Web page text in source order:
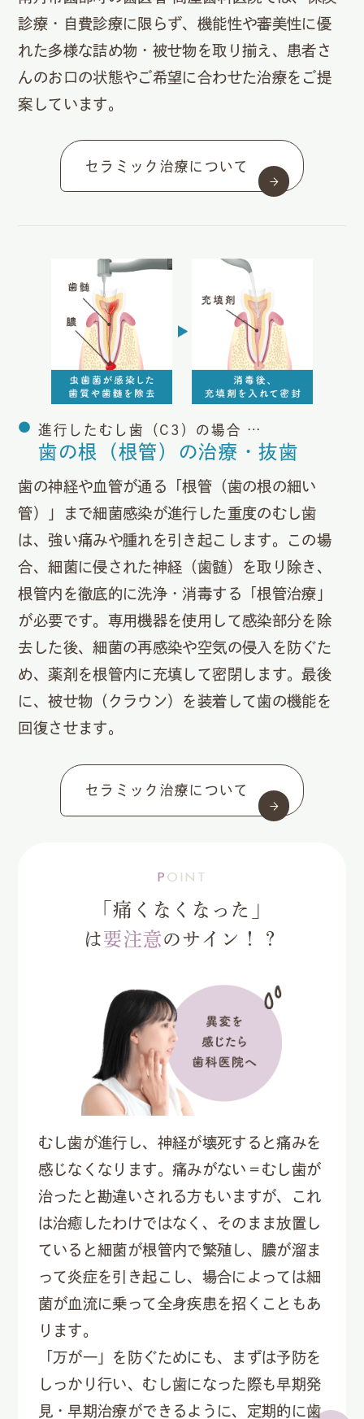
診療・自費診療に限らず、機能性や審美性に優
れた多様な詰め物・被せ物を取り揃え、患者さ
んのお口の状態やご希望に合わせた治療をご提
案しています。
セラミック治療について
進行したむし歯（C3）の場合 …
歯の根（根管）の治療・抜歯
歯の神経や血管が通る「根管（歯の根の細い
管）」まで細菌感染が進行した重度のむし歯
は、強い痛みや腫れを引き起こします。この場
合、細菌に侵された神経（歯髄）を取り除き、
根管内を徹底的に洗浄・消毒する「根管治療」
が必要です。専用機器を使用して感染部分を除
去した後、細菌の再感染や空気の侵入を防ぐた
め、薬剤を根管内に充填して密閉します。最後
に、被せ物（クラウン）を装着して歯の機能を
回復させます。
セラミック治療について
POINT
「痛くなくなった」
は要注意のサイン！？
むし歯が進行し、神経が壊死すると痛みを
感じなくなります。痛みがない＝むし歯が
治ったと勘違いされる方もいますが、これ
は治癒したわけではなく、そのまま放置し
ていると細菌が根管内で繁殖し、膿が溜ま
って炎症を引き起こし、場合によっては細
菌が血流に乗って全身疾患を招くこともあ
ります。
「万が一」を防ぐためにも、まずは予防を
しっかり行い、むし歯になった際も早期発
見・早期治療ができるように、定期的に歯